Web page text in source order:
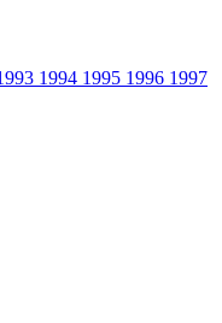
1994 1995 1996 1997